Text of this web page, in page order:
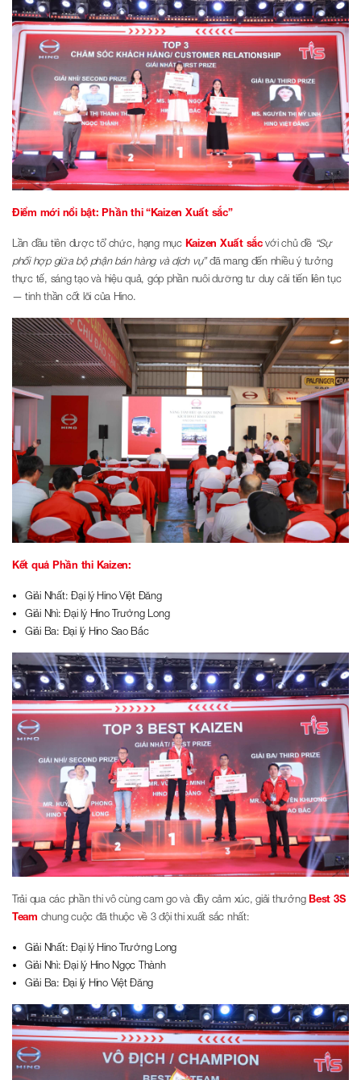
Điểm mới nổi bật: Phần thi “Kaizen Xuất sắc”
Lần đầu tiên được tổ chức, hạng mục Kaizen Xuất sắcvới chủ đề “Sự
phối hợp giữa bộ phận bán hàng và dịch vụ”đã mang đến nhiều ý tưởng
thực tế, sáng tạo và hiệu quả, góp phần nuôi dưỡng tư duy cải tiến liên tục
— tinh thần cốt lõi của Hino.
Kết quả Phần thi Kaizen:
Giải Nhất: Đại lý Hino Việt Đăng
Giải Nhì: Đại lý Hino Trường Long
Giải Ba: Đại lý Hino Sao Bắc
Trải qua các phần thi vô cùng cam go và đầy cảm xúc, giải thưởngBest 3S
Team chung cuộc đã thuộc về 3 đội thi xuất sắc nhất:
Giải Nhất: Đại lý Hino Trường Long
Giải Nhì: Đại lý Hino Ngọc Thành
Giải Ba: Đại lý Hino Việt Đăng